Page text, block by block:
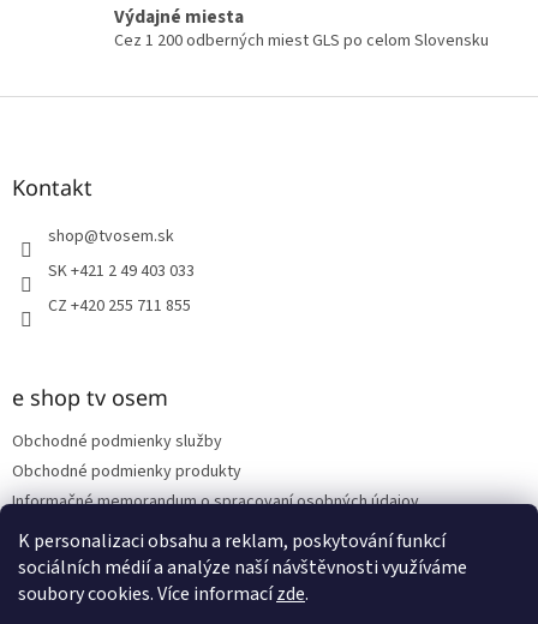
K personalizaci obsahu a reklam, poskytování funkcí
sociálních médií a analýze naší návštěvnosti využíváme
soubory cookies. Více informacízde.
Výdajné miesta
Cez 1 200 odberných miest GLS po celom Slovensku
Z
Kontakt
shop@tvosem.sk
SK +421 2 49 403 033
CZ +420 255 711 855
e shop tv osem
Obchodné podmienky služby
Obchodné podmienky produkty
Informačné memorandum o spracovaní osobných údajov
Reklamačný poriadok